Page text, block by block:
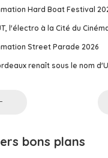
Hard Boat Festival
l'électro à la Cité du
Street Parade 2026
renaît sous le nom
bons plans